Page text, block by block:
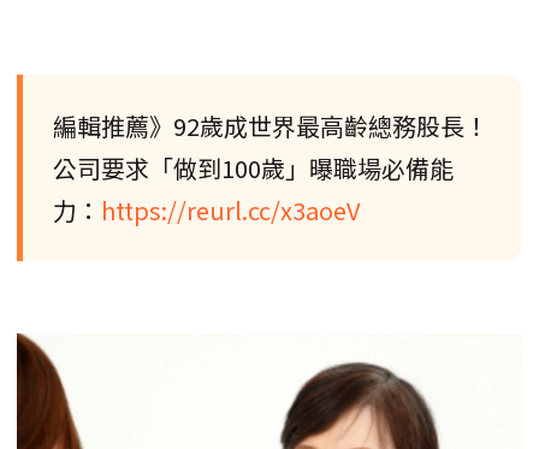
編輯推薦》92歲成世界最高齡總務股長！
公司要求「做到100歲」曝職場必備能
力： https://reurl.cc/x3aoeV